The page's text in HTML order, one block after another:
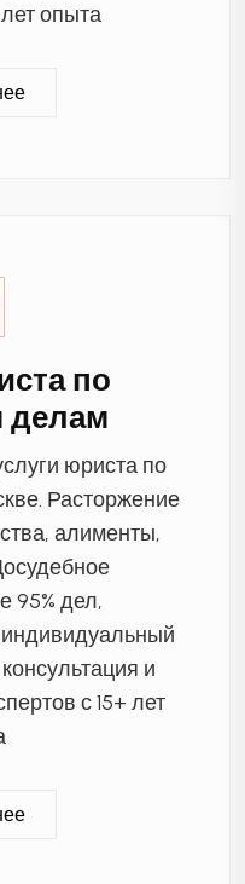
опыта
по
делам
юриста по
Расторжение
алименты,
95% дел,
и
с 15+ лет